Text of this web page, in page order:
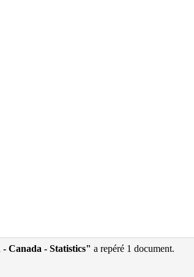
Canada - Statistics" a repéré 1 document.